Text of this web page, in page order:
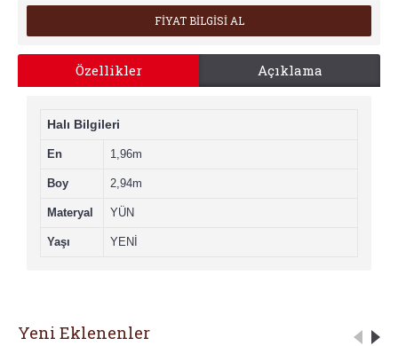
FİYAT BİLGİSİ AL
Özellikler Açıklama
Halı Bilgileri
En 1,96m
Boy 2,94m
Materyal YÜN
Yaşı YENİ
Yeni Eklenenler